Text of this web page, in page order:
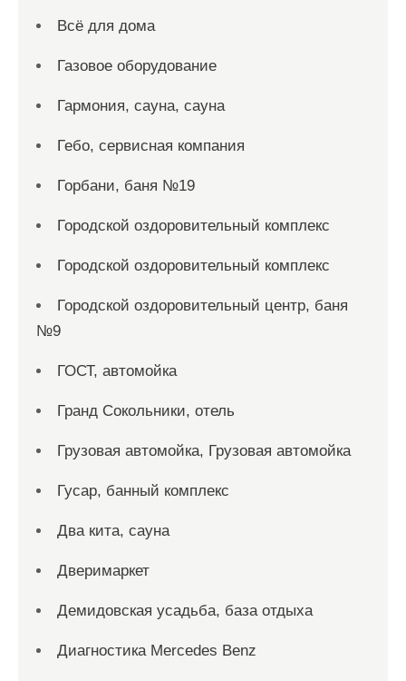
Всё для дома
Газовое оборудование
Гармония, сауна, сауна
Гебо, сервисная компания
Горбани, баня №19
Городской оздоровительный комплекс
Городской оздоровительный комплекс
Городской оздоровительный центр, баня
№9
ГОСТ, автомойка
Гранд Сокольники, отель
Грузовая автомойка, Грузовая автомойка
Гусар, банный комплекс
Два кита, сауна
Дверимаркет
Демидовская усадьба, база отдыха
Диагностика Mercedes Benz